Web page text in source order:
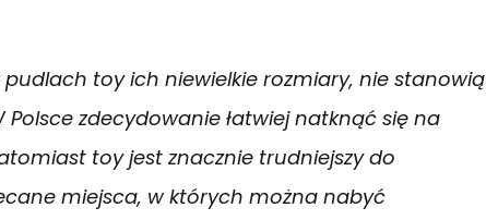
toy ich niewielkie rozmiary, nie stanowią
zdecydowanie łatwiej natknąć się na
toy jest znacznie trudniejszy do
miejsca, w których można nabyć